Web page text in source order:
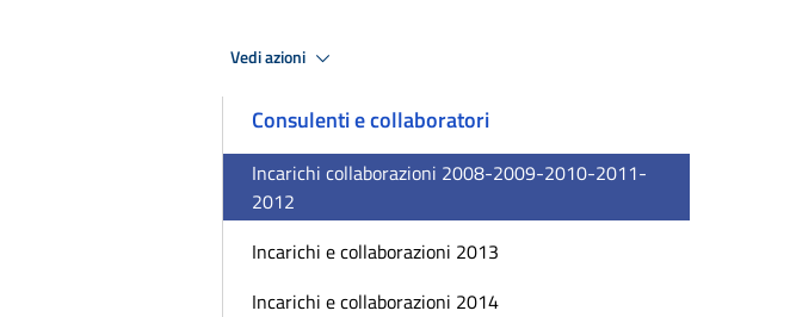
Vedi azioni
Consulenti e collaboratori
Incarichi collaborazioni 2008-2009-2010-2011-
2012
Incarichi e collaborazioni 2013
Incarichi e collaborazioni 2014